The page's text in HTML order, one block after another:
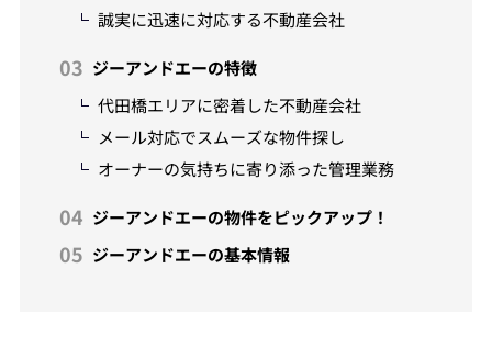
誠実に迅速に対応する不動産会社
ジーアンドエーの特徴
代田橋エリアに密着した不動産会社
メール対応でスムーズな物件探し
オーナーの気持ちに寄り添った管理業務
ジーアンドエーの物件をピックアップ！
ジーアンドエーの基本情報